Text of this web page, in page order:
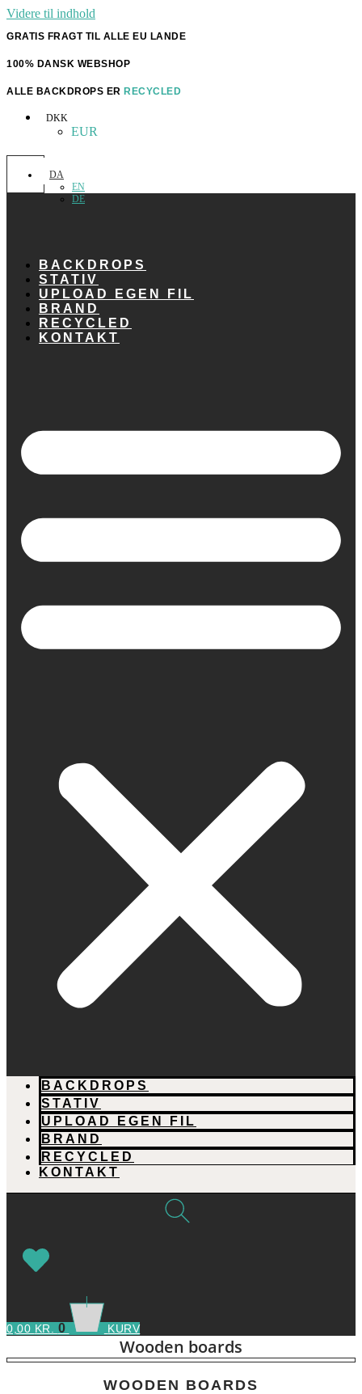
Videre til indhold
GRATIS FRAGT TIL ALLE EU LANDE
100% DANSK WEBSHOP
ALLE BACKDROPS ER RECYCLED
DKK
EUR
DA
EN
DE
BACKDROPS
STATIV
UPLOAD EGEN FIL
BRAND
RECYCLED
KONTAKT
BACKDROPS
STATIV
UPLOAD EGEN FIL
BRAND
RECYCLED
KONTAKT
0,00 KR. 0 KURV
Wooden boards
WOODEN BOARDS